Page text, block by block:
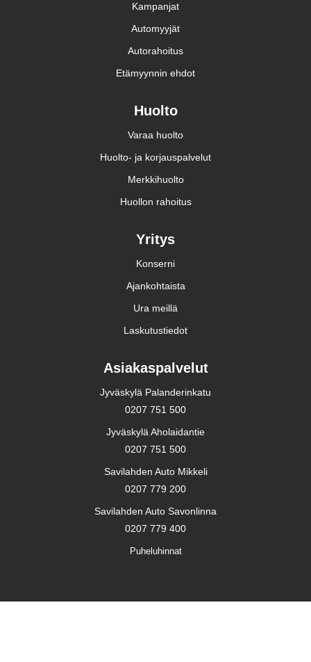
Kampanjat
Automyyjät
Autorahoitus
Etämyynnin ehdot
Huolto
Varaa huolto
Huolto- ja korjauspalvelut
Merkkihuolto
Huollon rahoitus
Yritys
Konserni
Ajankohtaista
Ura meillä
Laskutustiedot
Asiakaspalvelut
Jyväskylä Palanderinkatu
0207 751 500
Jyväskylä Aholaidantie
0207 751 500
Savilahden Auto Mikkeli
0207 779 200
Savilahden Auto Savonlinna
0207 779 400
Puheluhinnat